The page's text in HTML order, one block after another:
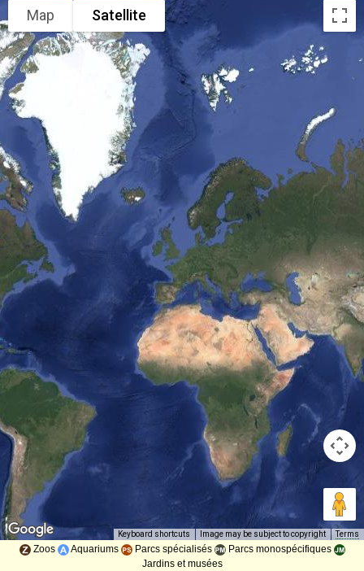
Map Satellite
Keyboard shortcuts Image may be subject to copyright Terms
Zoos Aquariums Parcs spécialisés
Parcs monospécifiques
Jardins et musées